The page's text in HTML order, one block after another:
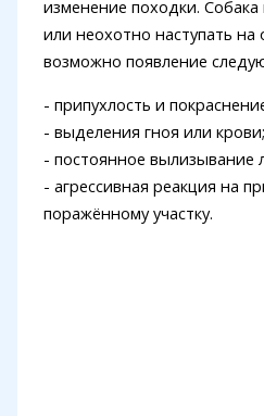
изменение походки.
или неохотно наступать на
возможно появление
- припухлость и
- выделения гноя или крови;
- постоянное вылизывание
- агрессивная реакция на
поражённому участку.